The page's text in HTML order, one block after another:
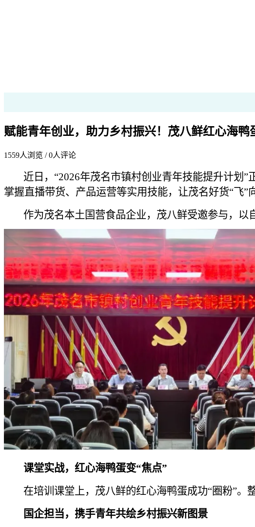
赋能青年创业，助力乡村振兴！茂八鲜红心海鸭
1559人浏览 /0人评论
近日，“2026年茂名市镇村创业青年技能提升计划”
掌握直播带货、产品运营等实用技能，让茂名好货“飞”
作为茂名本土国营食品企业，茂八鲜受邀参与，以
课堂实战，红心海鸭蛋变“焦点”
在培训课堂上，茂八鲜的红心海鸭蛋成功“圈粉”。
国企担当，携手青年共绘乡村振兴新图景